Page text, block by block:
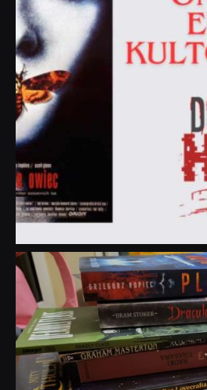
dobryhorror
Lip 31